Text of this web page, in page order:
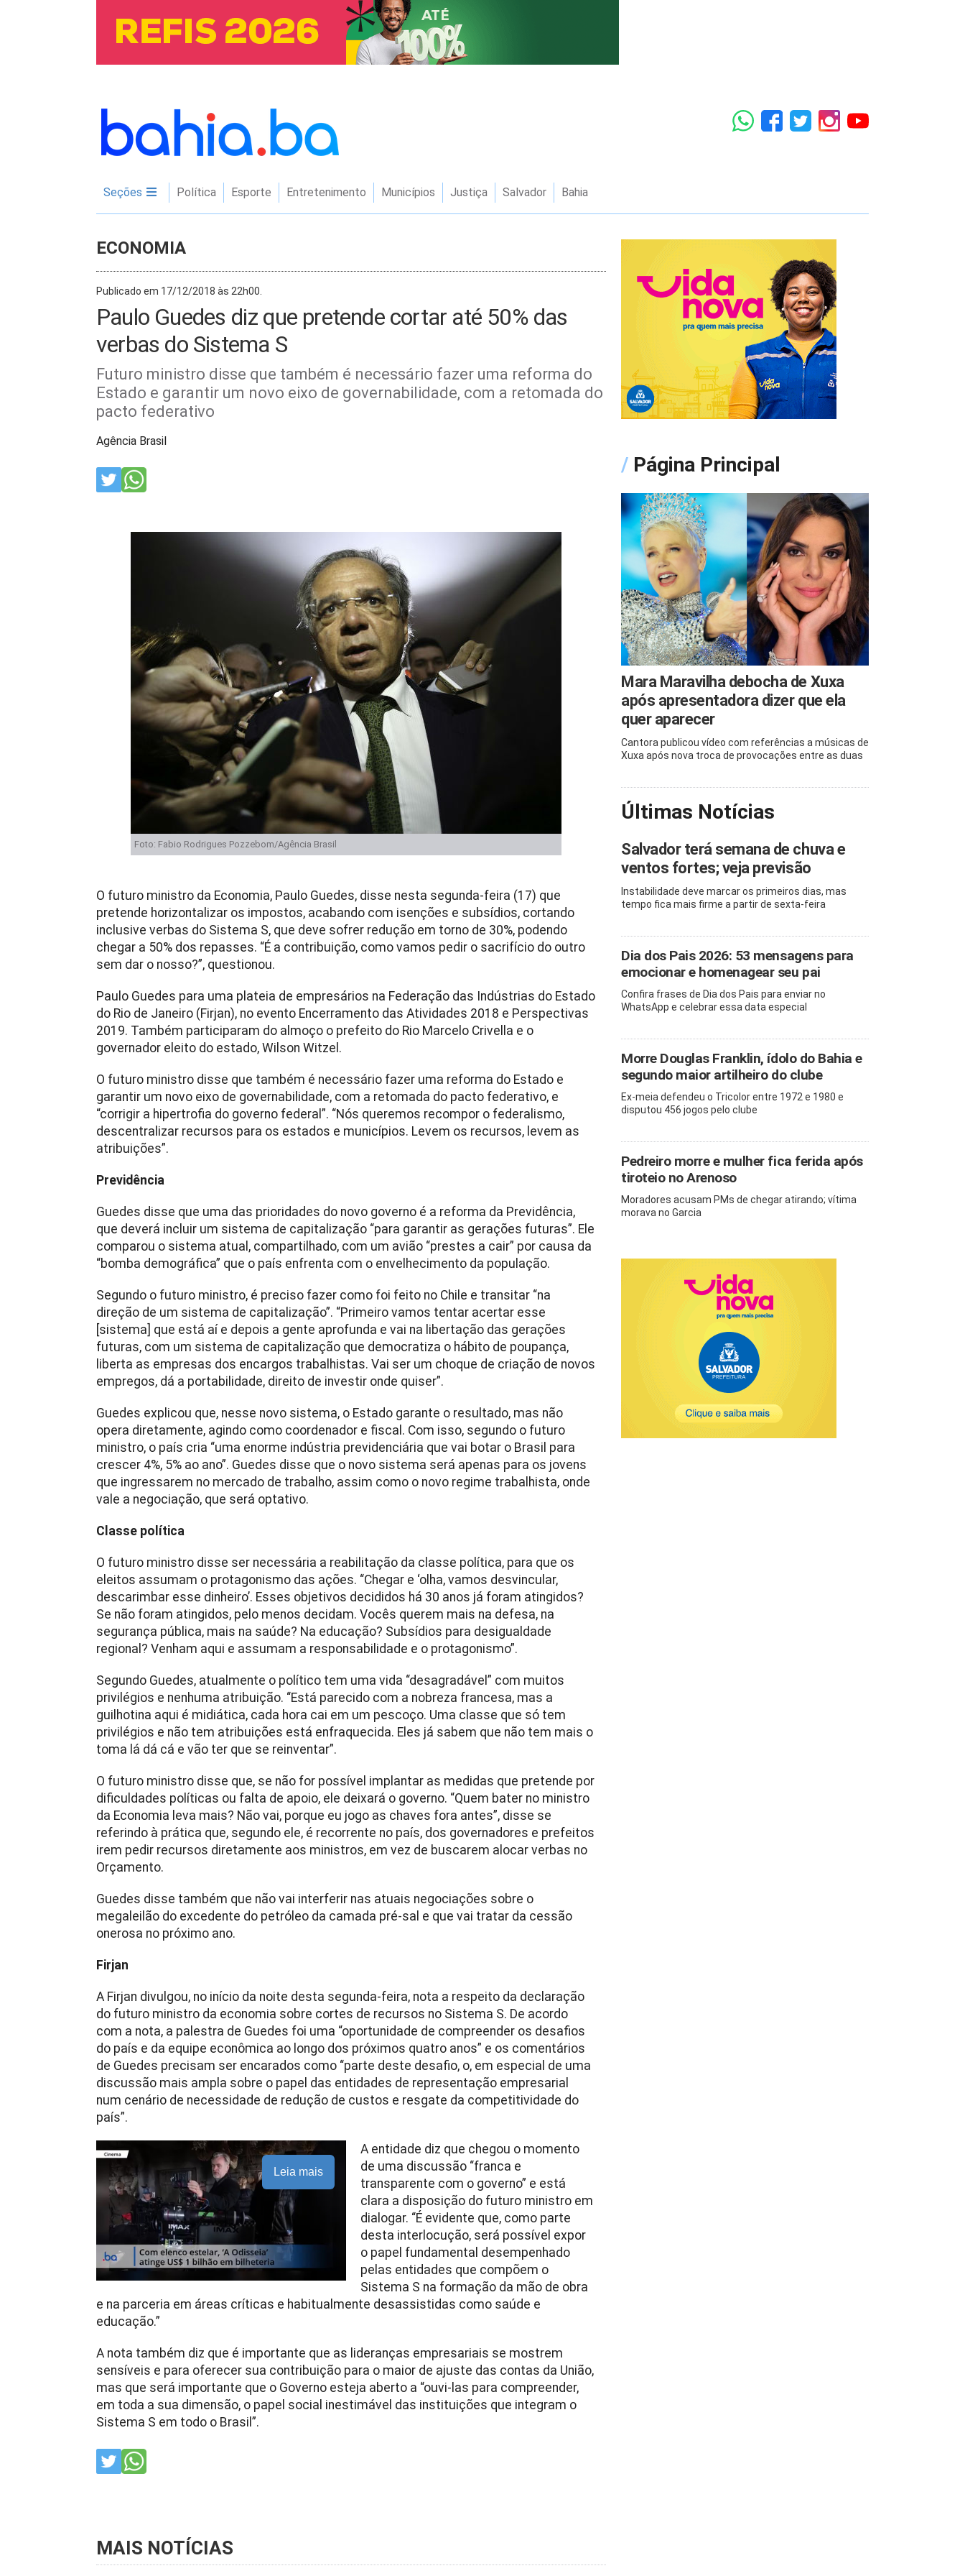
Seções Política Esporte Entretenimento Municípios Justiça Salvador Bahia
ECONOMIA
Publicado em 17/12/2018 às 22h00.
Paulo Guedes diz que pretende cortar até 50% das
verbas do Sistema S
Futuro ministro disse que também é necessário fazer uma reforma do
Estado e garantir um novo eixo de governabilidade, com a retomada do
pacto federativo
Agência Brasil
Foto: Fabio Rodrigues Pozzebom/Agência Brasil
O futuro ministro da Economia, Paulo Guedes, disse nesta segunda-feira (17) que
pretende horizontalizar os impostos, acabando com isenções e subsídios, cortando
inclusive verbas do Sistema S, que deve sofrer redução em torno de 30%, podendo
chegar a 50% dos repasses. “É a contribuição, como vamos pedir o sacrifício do outro
sem dar o nosso?”, questionou.
Paulo Guedes para uma plateia de empresários na Federação das Indústrias do Estado
do Rio de Janeiro (Firjan), no evento Encerramento das Atividades 2018 e Perspectivas
2019. Também participaram do almoço o prefeito do Rio Marcelo Crivella e o
governador eleito do estado, Wilson Witzel.
O futuro ministro disse que também é necessário fazer uma reforma do Estado e
garantir um novo eixo de governabilidade, com a retomada do pacto federativo, e
“corrigir a hipertrofia do governo federal”. “Nós queremos recompor o federalismo,
descentralizar recursos para os estados e municípios. Levem os recursos, levem as
atribuições”.
Previdência
Guedes disse que uma das prioridades do novo governo é a reforma da Previdência,
que deverá incluir um sistema de capitalização “para garantir as gerações futuras”. Ele
comparou o sistema atual, compartilhado, com um avião “prestes a cair” por causa da
“bomba demográfica” que o país enfrenta com o envelhecimento da população.
Segundo o futuro ministro, é preciso fazer como foi feito no Chile e transitar “na
direção de um sistema de capitalização”. “Primeiro vamos tentar acertar esse
[sistema] que está aí e depois a gente aprofunda e vai na libertação das gerações
futuras, com um sistema de capitalização que democratiza o hábito de poupança,
liberta as empresas dos encargos trabalhistas. Vai ser um choque de criação de novos
empregos, dá a portabilidade, direito de investir onde quiser”.
Guedes explicou que, nesse novo sistema, o Estado garante o resultado, mas não
opera diretamente, agindo como coordenador e fiscal. Com isso, segundo o futuro
ministro, o país cria “uma enorme indústria previdenciária que vai botar o Brasil para
crescer 4%, 5% ao ano”. Guedes disse que o novo sistema será apenas para os jovens
que ingressarem no mercado de trabalho, assim como o novo regime trabalhista, onde
vale a negociação, que será optativo.
Classe política
O futuro ministro disse ser necessária a reabilitação da classe política, para que os
eleitos assumam o protagonismo das ações. “Chegar e ‘olha, vamos desvincular,
descarimbar esse dinheiro’. Esses objetivos decididos há 30 anos já foram atingidos?
Se não foram atingidos, pelo menos decidam. Vocês querem mais na defesa, na
segurança pública, mais na saúde? Na educação? Subsídios para desigualdade
regional? Venham aqui e assumam a responsabilidade e o protagonismo”.
Segundo Guedes, atualmente o político tem uma vida “desagradável” com muitos
privilégios e nenhuma atribuição. “Está parecido com a nobreza francesa, mas a
guilhotina aqui é midiática, cada hora cai em um pescoço. Uma classe que só tem
privilégios e não tem atribuições está enfraquecida. Eles já sabem que não tem mais o
toma lá dá cá e vão ter que se reinventar”.
O futuro ministro disse que, se não for possível implantar as medidas que pretende por
dificuldades políticas ou falta de apoio, ele deixará o governo. “Quem bater no ministro
da Economia leva mais? Não vai, porque eu jogo as chaves fora antes”, disse se
referindo à prática que, segundo ele, é recorrente no país, dos governadores e prefeitos
irem pedir recursos diretamente aos ministros, em vez de buscarem alocar verbas no
Orçamento.
Guedes disse também que não vai interferir nas atuais negociações sobre o
megaleilão do excedente do petróleo da camada pré-sal e que vai tratar da cessão
onerosa no próximo ano.
Firjan
A Firjan divulgou, no início da noite desta segunda-feira, nota a respeito da declaração
do futuro ministro da economia sobre cortes de recursos no Sistema S. De acordo
com a nota, a palestra de Guedes foi uma “oportunidade de compreender os desafios
do país e da equipe econômica ao longo dos próximos quatro anos” e os comentários
de Guedes precisam ser encarados como “parte deste desafio, o, em especial de uma
discussão mais ampla sobre o papel das entidades de representação empresarial
num cenário de necessidade de redução de custos e resgate da competitividade do
país”.
Leia mais
A entidade diz que chegou o momento
de uma discussão “franca e
transparente com o governo” e está
clara a disposição do futuro ministro em
dialogar. “É evidente que, como parte
desta interlocução, será possível expor
o papel fundamental desempenhado
pelas entidades que compõem o
Sistema S na formação da mão de obra
e na parceria em áreas críticas e habitualmente desassistidas como saúde e
educação.”
A nota também diz que é importante que as lideranças empresariais se mostrem
sensíveis e para oferecer sua contribuição para o maior de ajuste das contas da União,
mas que será importante que o Governo esteja aberto a “ouvi-las para compreender,
em toda a sua dimensão, o papel social inestimável das instituições que integram o
Sistema S em todo o Brasil”.
MAIS NOTÍCIAS
/ Página Principal
Mara Maravilha debocha de Xuxa
após apresentadora dizer que ela
quer aparecer
Cantora publicou vídeo com referências a músicas de
Xuxa após nova troca de provocações entre as duas
Últimas Notícias
Salvador terá semana de chuva e
ventos fortes; veja previsão
Instabilidade deve marcar os primeiros dias, mas
tempo fica mais firme a partir de sexta-feira
Dia dos Pais 2026: 53 mensagens para
emocionar e homenagear seu pai
Confira frases de Dia dos Pais para enviar no
WhatsApp e celebrar essa data especial
Morre Douglas Franklin, ídolo do Bahia e
segundo maior artilheiro do clube
Ex-meia defendeu o Tricolor entre 1972 e 1980 e
disputou 456 jogos pelo clube
Pedreiro morre e mulher fica ferida após
tiroteio no Arenoso
Moradores acusam PMs de chegar atirando; vítima
morava no Garcia